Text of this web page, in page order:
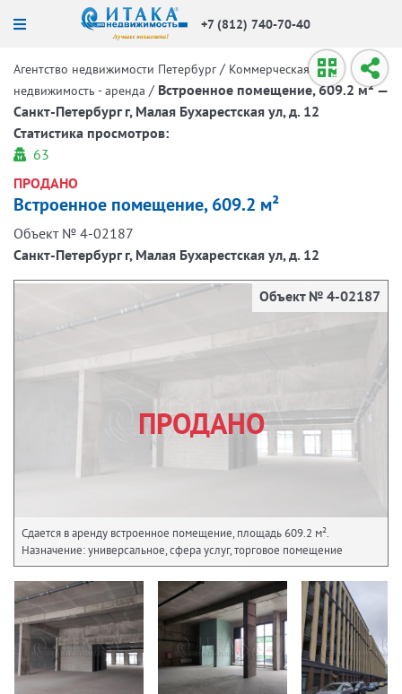
+7 (812) 740-70-40
Агентство недвижимости Петербург / Коммерческая
недвижимость - аренда / Встроенное помещение, 609.2 м² —
Санкт-Петербург г, Малая Бухарестская ул, д. 12
Статистика просмотров:
63
ПРОДАНО
Встроенное помещение, 609.2 м²
Объект № 4-02187
Санкт-Петербург г, Малая Бухарестская ул, д. 12
ПРОДАНО
Объект № 4-02187
Сдается в аренду встроенное помещение, площадь 609.2 м².
Назначение: универсальное, сфера услуг, торговое помещение